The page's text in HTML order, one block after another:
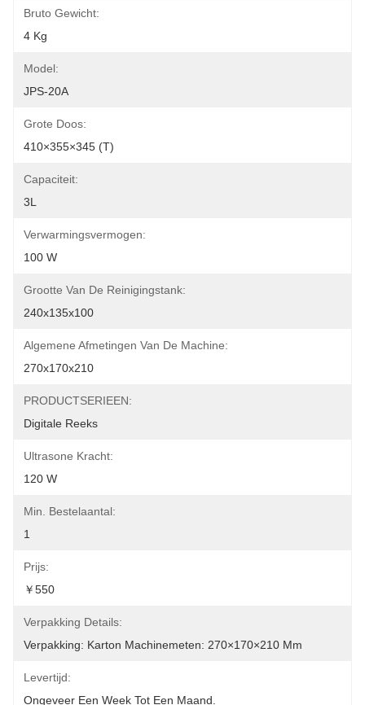
Bruto Gewicht:
4 Kg
Model:
JPS-20A
Grote Doos:
410×355×345 (t)
Capaciteit:
3L
Verwarmingsvermogen:
100 W
Grootte Van De Reinigingstank:
240x135x100
Algemene Afmetingen Van De Machine:
270x170x210
PRODUCTSERIEEN:
Digitale Reeks
Ultrasone Kracht:
120 W
Min. Bestelaantal:
1
Prijs:
￥550
Verpakking Details:
Verpakking: Karton Machinemeten: 270×170×210 Mm
Levertijd:
Ongeveer Een Week Tot Een Maand.